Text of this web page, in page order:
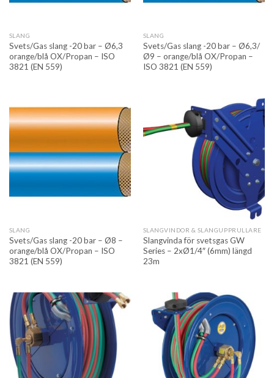
SLANG
Svets/Gas slang -20 bar – Ø6,3
orange/blå OX/Propan – ISO
3821 (EN 559)
SLANG
Svets/Gas slang -20 bar – Ø6,3/
Ø9 – orange/blå OX/Propan –
ISO 3821 (EN 559)
SLANG
Svets/Gas slang -20 bar – Ø8 –
orange/blå OX/Propan – ISO
3821 (EN 559)
SLANGVINDOR & SLANGUPPRULLARE
Slangvinda för svetsgas GW
Series – 2xØ1/4″ (6mm) längd
23m